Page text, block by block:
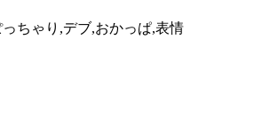
ちゃり,デブ,おかっぱ,表情